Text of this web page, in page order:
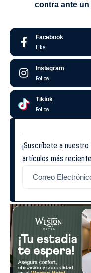
contra ante un
Facebook
Like
Instagram
Follow
Tiktok
Follow
¡Suscríbete a
artículos más